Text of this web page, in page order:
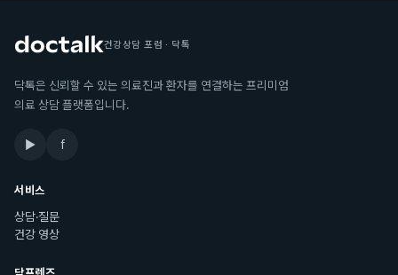
건강상담 포럼 · 닥톡
닥톡은 신뢰할 수 있는 의료진과 환자를 연결하는 프리미엄
의료 상담 플랫폼입니다.
▶ f
서비스
상담·질문
건강 영상